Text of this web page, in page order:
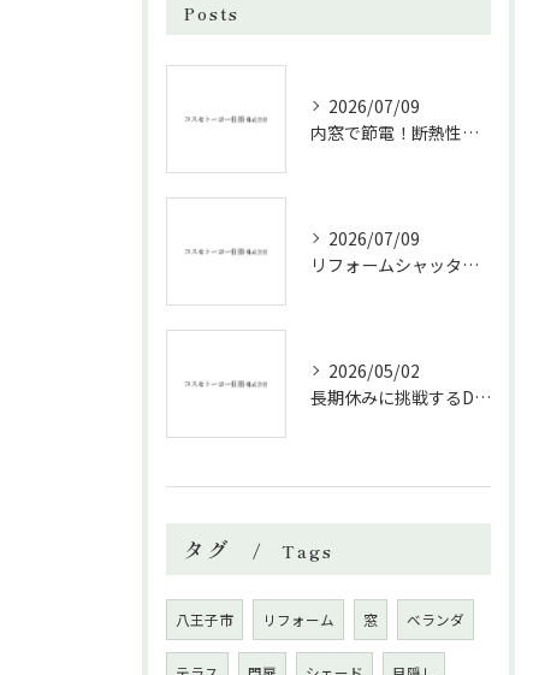
Posts
2026/07/09
内窓で節電！断熱性能と補助金活用法
2026/07/09
リフォームシャッターで叶える台風対策の効果的方法
2026/05/02
長期休みに挑戦するDIYリフォームの極意
タグ Tags
八王子市 リフォーム 窓 ベランダ